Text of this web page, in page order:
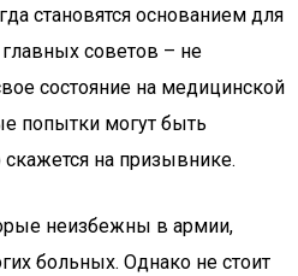
становятся основанием для
советов – не
состояние на медицинской
попытки могут быть
на призывнике.
неизбежны в армии,
больных. Однако не стоит